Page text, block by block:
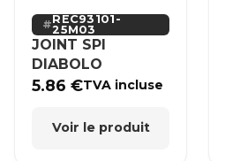
REC93101-
25M03
JOINT SPI
DIABOLO
5.86€TVA incluse
Voir le produit